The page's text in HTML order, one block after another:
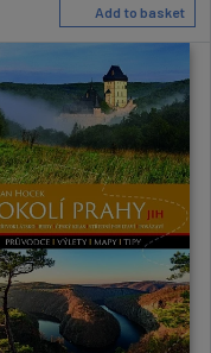
Add to basket